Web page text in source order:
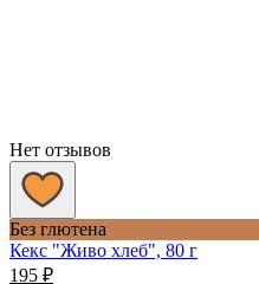
Нет отзывов
Без глютена
Кекс "Живо хлеб", 80 г
195 ₽